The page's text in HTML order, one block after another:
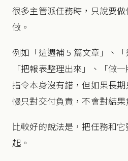
很多主管派任務時，只說要
做。
例如「這週補 5 篇文章」、
「把報表整理出來」、「做
指令本身沒有錯，但如果長
慢只對交付負責，不會對結果
比較好的說法是，把任務和
起。